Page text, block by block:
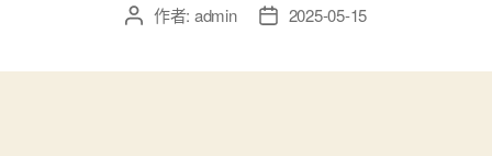
文 作者: admin
文 2025-05-15